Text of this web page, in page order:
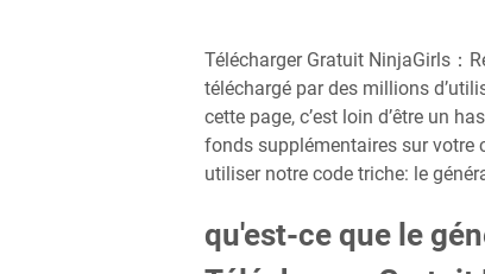
Télécharger Gratuit NinjaGirls：
téléchargé par des millions
cette page, c’est loin d’être un
fonds supplémentaires sur votre
utiliser notre code triche: le
qu'est-ce que le